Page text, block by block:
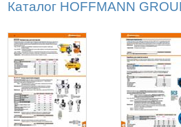
Каталог HOFFMANN